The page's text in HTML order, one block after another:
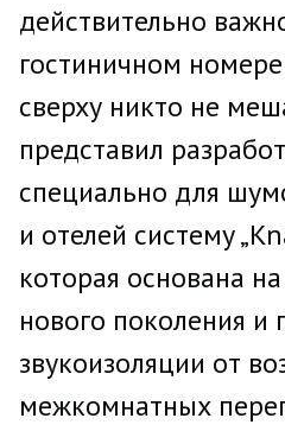
действительно
гостиничном номере
сверху никто не
представил
специально для
и отелей систему
которая основана
нового поколения и
звукоизоляции от
межкомнатных